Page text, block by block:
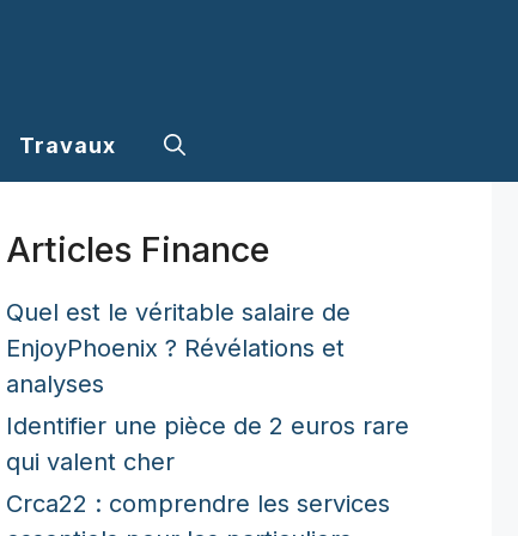
Travaux
Articles Finance
Quel est le véritable salaire de
EnjoyPhoenix ? Révélations et
analyses
Identifier une pièce de 2 euros rare
qui valent cher
Crca22 : comprendre les services